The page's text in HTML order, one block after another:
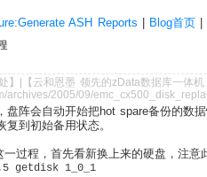
ASH Reports Blog首页
】|【 云和恩墨 领先的zData数据库一体机
archives/2005/09/
阵会自动开始把hot spare备份的数据
到初始备用状态。
过程，首先看新换上来的硬盘，注
getdisk 1_0_1